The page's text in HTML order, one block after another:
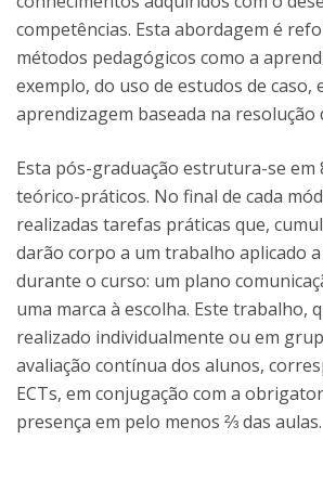
competências. Esta abordagem é
métodos pedagógicos como a
exemplo, do uso de estudos de caso,
aprendizagem baseada na resolução
Esta pós-graduação estrutura-se em
teórico-práticos. No final de cada
realizadas tarefas práticas que,
darão corpo a um trabalho aplicado
durante o curso: um plano
uma marca à escolha. Este trabalho,
realizado individualmente ou em
avaliação contínua dos alunos,
ECTs, em conjugação com a
presença em pelo menos ⅔ das aulas.